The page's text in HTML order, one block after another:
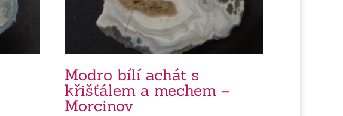
Modro bílí achát s
křišťálem a mechem –
Morcinov